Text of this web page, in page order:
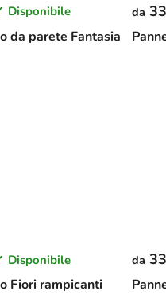
da parete Fantasia
Disponibile da
Fiori rampicanti
Disponibile da